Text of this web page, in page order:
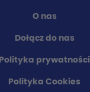
O nas
Dołącz do nas
Polityka prywatności
Polityka Cookies